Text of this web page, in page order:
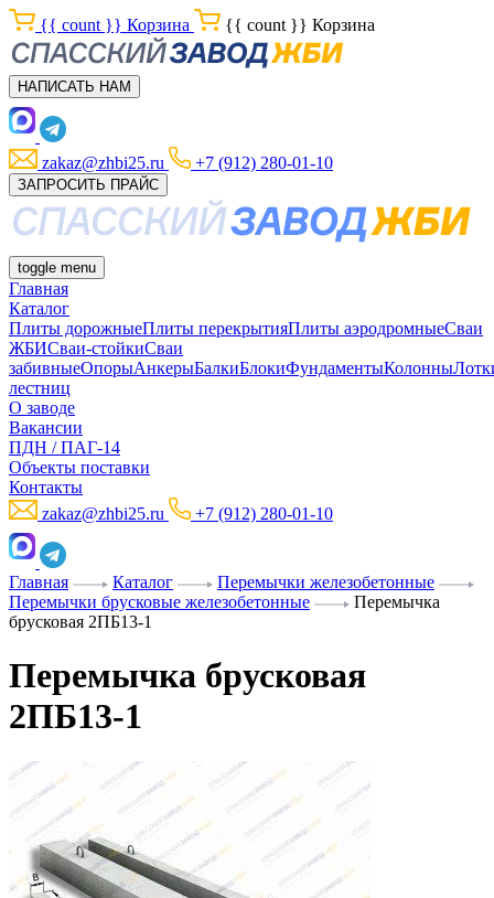
{{ count }} Корзина {{ count }} Корзина
НАПИСАТЬ НАМ
zakaz@zhbi25.ru +7 (912) 280-01-10
ЗАПРОСИТЬ ПРАЙС
toggle menu
Главная
Каталог
Плиты дорожныеПлиты перекрытияПлиты аэродромныеСваи
ЖБИСваи-стойкиСваи
забивныеОпорыАнкерыБалкиБлокиФундаментыКолонны
лестниц
О заводе
Вакансии
ПДН / ПАГ-14
Объекты поставки
Контакты
zakaz@zhbi25.ru
+7 (912) 280-01-10
Главная Каталог
Перемычки железобетонные
Перемычки брусковые железобетонные
Перемычка
брусковая 2ПБ13-1
Перемычка брусковая
2ПБ13-1